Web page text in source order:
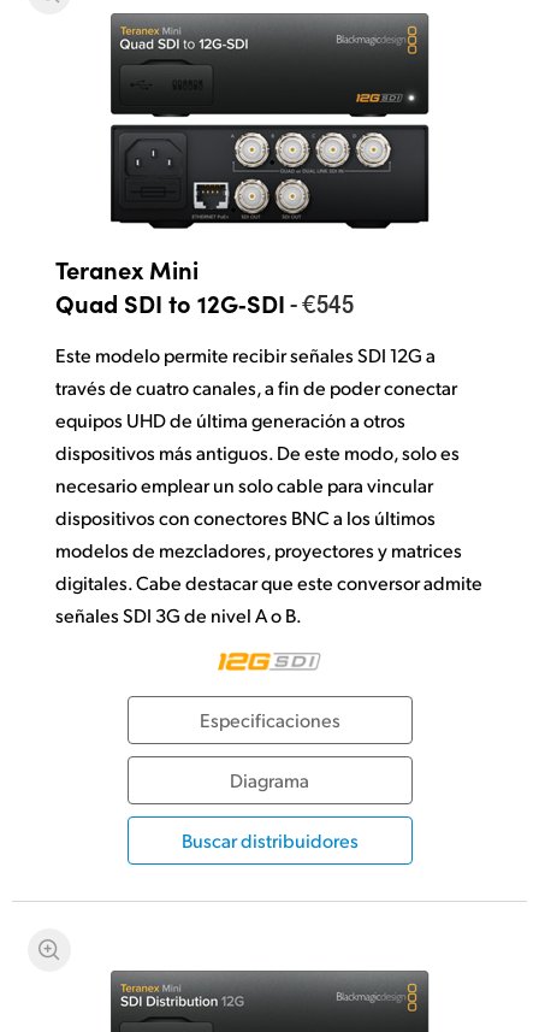
Teranex Mini
Quad SDI to 12G‑SDI- €545
Este modelo permite recibir señales SDI 12G a
través de cuatro canales, a fin de poder conectar
equipos UHD de última generación a otros
dispositivos más antiguos. De este modo, solo es
necesario emplear un solo cable para vincular
dispositivos con conectores BNC a los últimos
modelos de mezcladores, proyectores y matrices
digitales. Cabe destacar que este conversor admite
señales SDI 3G de nivel A o B.
Especificaciones
Diagrama
Buscar distribuidores